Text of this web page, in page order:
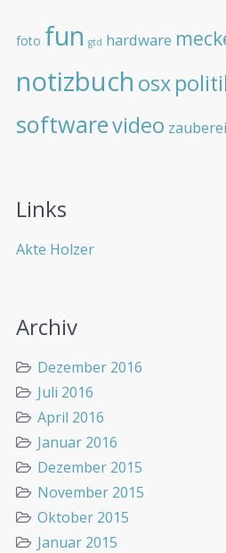
foto fun gtd hardware
notizbuch osx
softwarevideo zauberei
Links
Akte Holzer
Archiv
Dezember 2016
Juli 2016
April 2016
Januar 2016
Dezember 2015
November 2015
Oktober 2015
Januar 2015